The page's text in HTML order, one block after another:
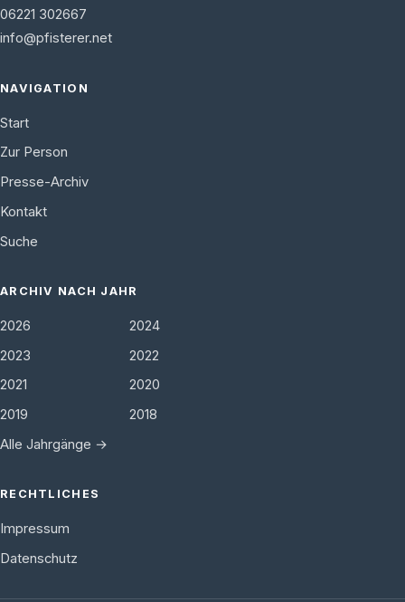
06221 302667
info@pfisterer.net
NAVIGATION
Start
Zur Person
Presse-Archiv
Kontakt
Suche
ARCHIV NACH JAHR
2026
2024
2023
2022
2021
2020
2019
2018
Alle Jahrgänge →
RECHTLICHES
Impressum
Datenschutz